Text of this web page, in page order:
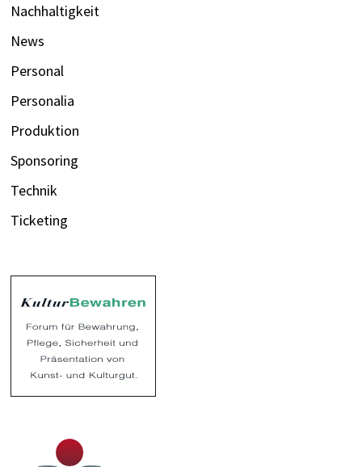
Nachhaltigkeit
News
Personal
Personalia
Produktion
Sponsoring
Technik
Ticketing